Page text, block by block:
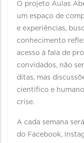
O projeto Aulas
um espaço de
e experiências,
conhecimento
acesso à fala de
convidados, não
ditas, mas
científico e
crise.
A cada semana
do Facebook,